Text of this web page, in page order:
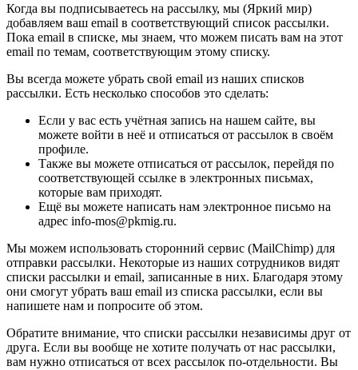
Когда вы подписываетесь на рассылку, мы (Яркий мир)
добавляем ваш email в соответствующий список рассылки.
Пока email в списке, мы знаем, что можем писать вам на этот
email по темам, соответствующим этому списку.
Вы всегда можете убрать свой email из наших списков
рассылки. Есть несколько способов это сделать:
Если у вас есть учётная запись на нашем сайте, вы
можете войти в неё и отписаться от рассылок в своём
профиле.
Также вы можете отписаться от рассылок, перейдя по
соответствующей ссылке в электронных письмах,
которые вам приходят.
Ещё вы можете написать нам электронное письмо на
адрес info-mos@pkmig.ru.
Мы можем использовать сторонний сервис (MailChimp) для
отправки рассылки. Некоторые из наших сотрудников видят
списки рассылки и email, записанные в них. Благодаря этому
они смогут убрать ваш email из списка рассылки, если вы
напишете нам и попросите об этом.
Обратите внимание, что списки рассылки независимы друг от
друга. Если вы вообще не хотите получать от нас рассылки,
вам нужно отписаться от всех рассылок по-отдельности. Вы